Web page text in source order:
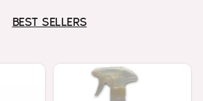
BEST SELLERS